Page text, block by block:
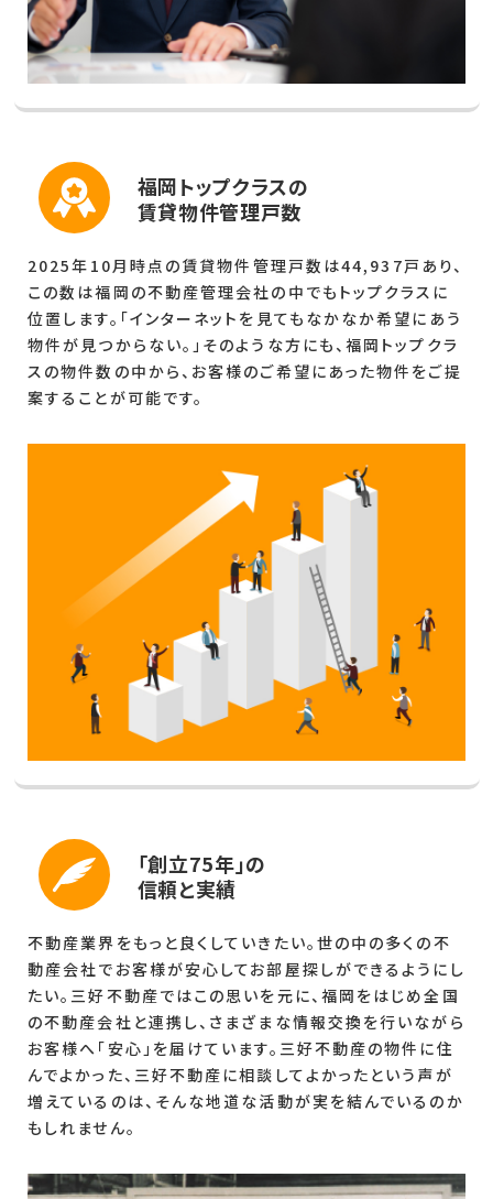
福岡トップクラスの
賃貸物件管理戸数
2025年10月時点の賃貸物件管理戸数は44,937戸あり、
この数は福岡の不動産管理会社の中でもトップクラスに
位置します。「インターネットを見てもなかなか希望にあう
物件が見つからない。」そのような方にも、福岡トップクラ
スの物件数の中から、お客様のご希望にあった物件をご提
案することが可能です。
「創立75年」の
信頼と実績
不動産業界をもっと良くしていきたい。世の中の多くの不
動産会社でお客様が安心してお部屋探しができるようにし
たい。三好不動産ではこの思いを元に、福岡をはじめ全国
の不動産会社と連携し、さまざまな情報交換を行いながら
お客様へ「安心」を届けています。三好不動産の物件に住
んでよかった、三好不動産に相談してよかったという声が
増えているのは、そんな地道な活動が実を結んでいるのか
もしれません。